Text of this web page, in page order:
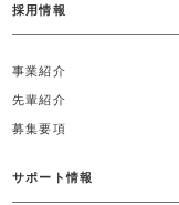
採用情報
事業紹介
先輩紹介
募集要項
サポート情報